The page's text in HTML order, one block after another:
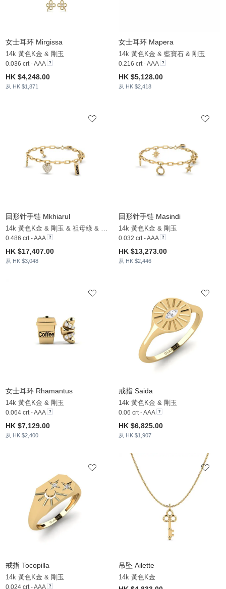
女士耳环 Mirgissa
14k 黃色K金 & 剛玉
0.036 crt - AAA
HK $4,248.00
从 HK $1,871
女士耳环 Mapera
14k 黃色K金 & 藍寶石 & 剛玉
0.216 crt - AAA
HK $5,128.00
从 HK $2,418
回形针手链 Mkhiarul
0.486 crt - AAA
HK $17,407.00
从 HK $3,048
回形针手链 Masindi
14k 黃色K金 & 剛玉
0.032 crt - AAA
HK $13,273.00
从 HK $2,446
女士耳环 Rhamantus
14k 黃色K金 & 剛玉
0.064 crt - AAA
HK $7,129.00
从 HK $2,400
戒指 Saida
14k 黃色K金 & 剛玉
0.06 crt - AAA
HK $6,825.00
从 HK $1,907
戒指 Tocopilla
14k 黃色K金 & 剛玉
0.024 crt - AAA
吊坠 Ailette
14k 黃色K金